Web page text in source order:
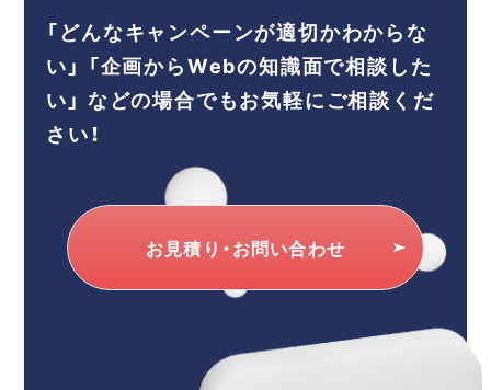
「どんなキャンペーンが適切かわからな
い」 「企画からWebの知識面で相談した
い」 などの場合でもお気軽にご相談くだ
さい！